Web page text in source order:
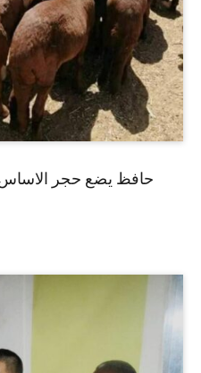
حافظ يضع حجر الاساس